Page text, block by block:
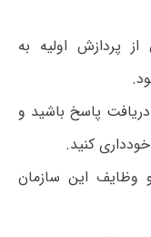
پردازش اولیه به
پاسخ باشید و
کنید.
وظایف این سازمان